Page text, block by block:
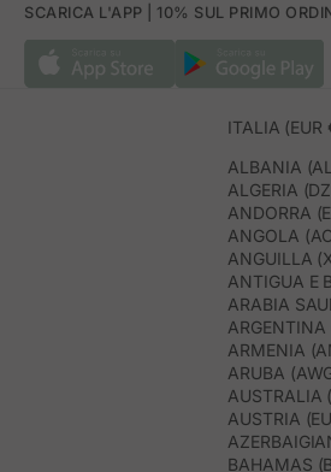
SCARICA L'APP | 10% SUL PRIMO
ITALIA (EUR
ALBANIA
ANDORRA
ANGOLA
ANGUILLA
ANTIGUA E
ARGENTINA
ARMENIA
ARUBA
AUSTRALIA
AUSTRIA
BAHAMAS